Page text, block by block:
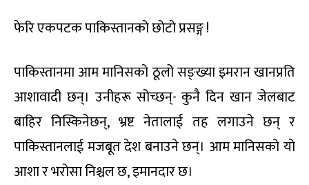
फेरि एकपटक पाकिस्तानको छोटो प्रसङ्ग !
पाकिस्तानमा आम मानिसको ठूलो सङ्ख्या इमरान खानप्रति
आशावादी छन्। उनीहरू सोच्छन्- कुनै दिन खान जेलबाट
बाहिर निस्किनेछन्, भ्रष्ट नेतालाई तह लगाउने छन् र
पाकिस्तानलाई मजबूत देश बनाउने छन्। आम मानिसको यो
आशा र भरोसा निश्चल छ, इमानदार छ।